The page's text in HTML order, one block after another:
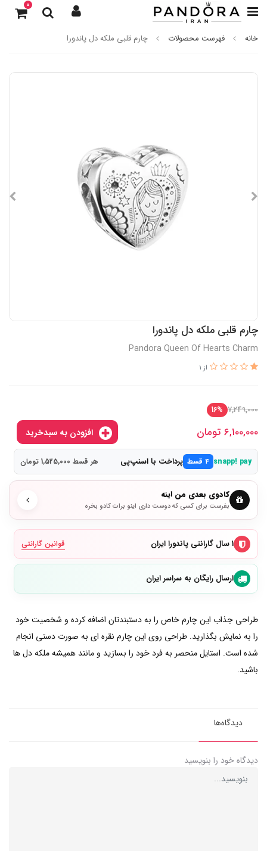
0
خانه فهرست محصولات چارم قلبی ملکه دل پاندورا
چارم قلبی ملکه دل پاندورا
Pandora Queen Of Hearts Charm
از 1
7,249,000
16%
6,100,000 تومان
snapp! pay ۴ قسط پرداخت با اسنپ‌پی هر قسط 1,525,000 تومان
کادوی بعدی من اینه
بفرست برای کسی که دوست داری اینو برات کادو بخره
۱ سال گارانتی پاندورا ایران قوانین گارانتی
ارسال رایگان به سراسر ایران
طراحی جذاب این چارم خاص را به دستبندتان اضافه کرده و شخصیت خود
را به نمایش بگذارید. طراحی روی این چارم نقره ای به صورت دستی انجام
شده است. استایل منحصر به فرد خود را بسازید و مانند همیشه ملکه دل ها
باشید.
دیدگاه‌ها
دیدگاه خود را بنویسید